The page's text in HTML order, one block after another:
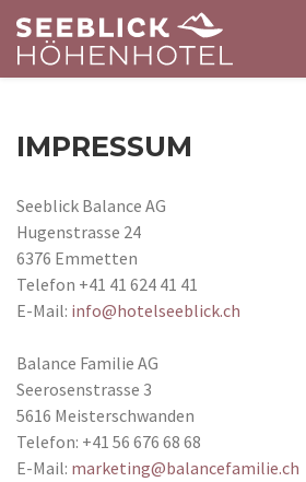
IMPRESSUM
Seeblick Balance AG
Hugenstrasse 24
6376 Emmetten
Telefon +41 41 624 41 41
E-Mail: info@hotelseeblick.ch
Balance Familie AG
Seerosenstrasse 3
5616 Meisterschwanden
Telefon: +41 56 676 68 68
E-Mail: marketing@balancefamilie.ch